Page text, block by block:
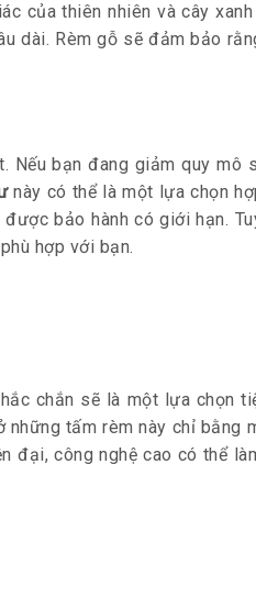
của thiên nhiên và cây
dài. Rèm gỗ sẽ đảm bảo
bạn đang giảm quy
này có thể là một lựa chọn
bảo hành có giới hạn.
hợp với bạn.
chắn sẽ là một lựa chọn
tấm rèm này chỉ
công nghệ cao có thể